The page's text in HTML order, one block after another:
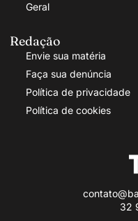
Geral
Redação
Envie sua matéria
Faça sua denúncia
Política de privacidade
Política de cookies
32